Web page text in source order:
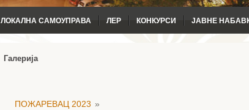
ЛОКАЛНА САМОУПРАВА ЛЕР КОНКУРСИ ЈАВНЕ
Галерија
ПОЖАРЕВАЦ 2023 »